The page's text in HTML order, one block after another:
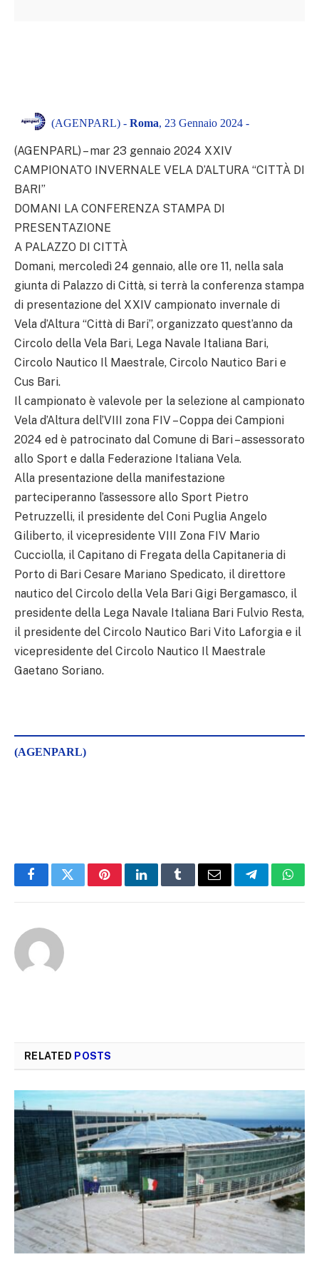
(AGENPARL) - Roma, 23 Gennaio 2024 -
(AGENPARL) – mar 23 gennaio 2024 XXIV
CAMPIONATO INVERNALE VELA D’ALTURA “CITTÀ DI
BARI”
DOMANI LA CONFERENZA STAMPA DI
PRESENTAZIONE
A PALAZZO DI CITTÀ
Domani, mercoledì 24 gennaio, alle ore 11, nella sala
giunta di Palazzo di Città, si terrà la conferenza stampa
di presentazione del XXIV campionato invernale di
Vela d’Altura “Città di Bari”, organizzato quest’anno da
Circolo della Vela Bari, Lega Navale Italiana Bari,
Circolo Nautico Il Maestrale, Circolo Nautico Bari e
Cus Bari.
Il campionato è valevole per la selezione al campionato
Vela d’Altura dell’VIII zona FIV – Coppa dei Campioni
2024 ed è patrocinato dal Comune di Bari – assessorato
allo Sport e dalla Federazione Italiana Vela.
Alla presentazione della manifestazione
parteciperanno l’assessore allo Sport Pietro
Petruzzelli, il presidente del Coni Puglia Angelo
Giliberto, il vicepresidente VIII Zona FIV Mario
Cucciolla, il Capitano di Fregata della Capitaneria di
Porto di Bari Cesare Mariano Spedicato, il direttore
nautico del Circolo della Vela Bari Gigi Bergamasco, il
presidente della Lega Navale Italiana Bari Fulvio Resta,
il presidente del Circolo Nautico Bari Vito Laforgia e il
vicepresidente del Circolo Nautico Il Maestrale
Gaetano Soriano.
(AGENPARL)
FacebookTwitterPinterestLinkedInTumblrEmail Telegram
RELATED POSTS